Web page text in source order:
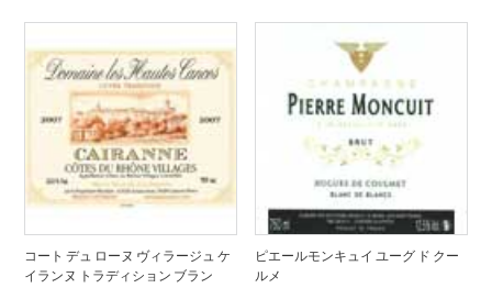
コート デュ ローヌ ヴィラージュ ケ
イランヌ トラディション ブラン
ピエールモンキュイ ユーグ ド クー
ルメ